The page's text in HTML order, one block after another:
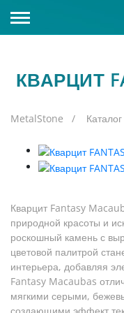
Склады
Оборудование
КАТАЛОГ КАМНЯ
Кварцит
Полудрагоценные
Кварц
Керамогранит
Гранит
Серый гранит
Красный гранит
Зеленый гранит
Мрамор
Зарубежный
Бело-голубой
Оникс
КВАРЦИТ
MetalStone
Кварцит Fantasy
природной красоты и
роскошный камень с
цветовой палитрой
интерьера, добавляя
Fantasy Macaubas
мягкими серыми,
создающими эффект